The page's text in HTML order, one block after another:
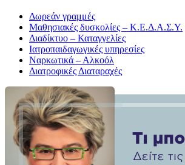
Δωρεάν γραμμές
Μαθησιακές δυσκολίες – Κ.Ε.Δ.Α.Σ.Υ.
Διαδίκτυο – Καταγγελίες
Ιατροπαιδαγωγικές υπηρεσίες
Ναρκωτικά – Αλκοόλ
Διατροφικές Διαταραχές